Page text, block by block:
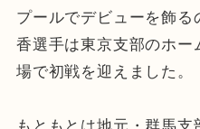
プールでデビューを飾
香選手は東京支部のホー
場で初戦を迎えました。
もともとは地元・群馬